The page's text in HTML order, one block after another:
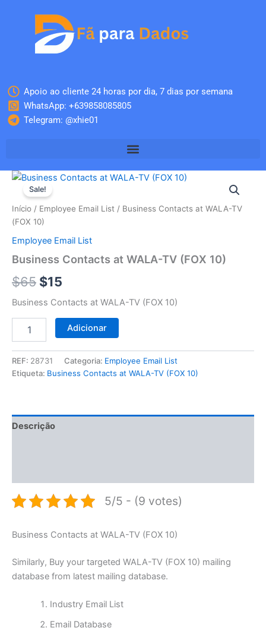
Apoio ao cliente 24 horas por dia, 7 dias por semana
WhatsApp: +639858085805
Telegram: @xhie01
Sale!
Início / Employee Email List / Business Contacts at WALA-TV
(FOX 10)
Employee Email List
Business Contacts at WALA-TV (FOX 10)
$65
O
preço
original
era:
$65.
$15
O
preço
é:
$15.
Business Contacts at WALA-TV (FOX 10)
Quantidade
Business
Contacts
at
WALA-
TV
(FOX
Adicionar
REF: 28731 Categoria: Employee Email List
Etiqueta: Business Contacts at WALA-TV (FOX 10)
Descrição
5/5 - (9 votes)
Business Contacts at WALA-TV (FOX 10)
Similarly, Buy your targeted WALA-TV (FOX 10) mailing
database from latest mailing database.
Industry Email List
Email Database